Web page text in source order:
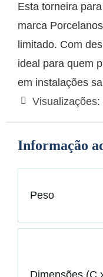
Esta torneira
marca
limitado. Com
ideal para quem
em instalações
Visualizações:
Informação
Peso